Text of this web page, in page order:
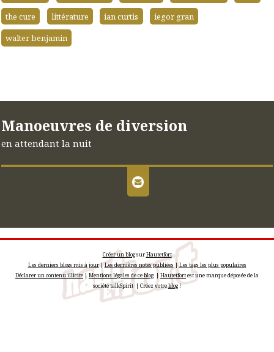
the cure
littérature ian curtis
iegor gran
walter benjamin
Manoeuvres de diversion
en attendant la nuit
Créer un blogsurHautetfort
Les derniers blogs mis à jour|Les dernières notes publiées |Les tags les plus populaires
Déclarer un contenu illicite|Mentions légales de ce blog| Hautetfortest une marque déposée de la
société talkSpirit | Créez votreblog!